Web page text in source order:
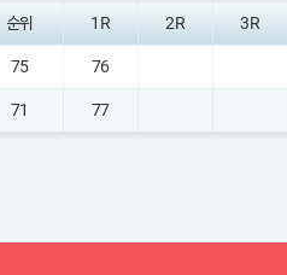
순위 1R 2R 3R
75 76
71 77